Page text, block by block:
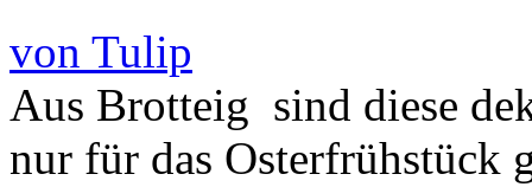
von Tulip
Aus Brotteig sind diese
nur für das Osterfrühstück